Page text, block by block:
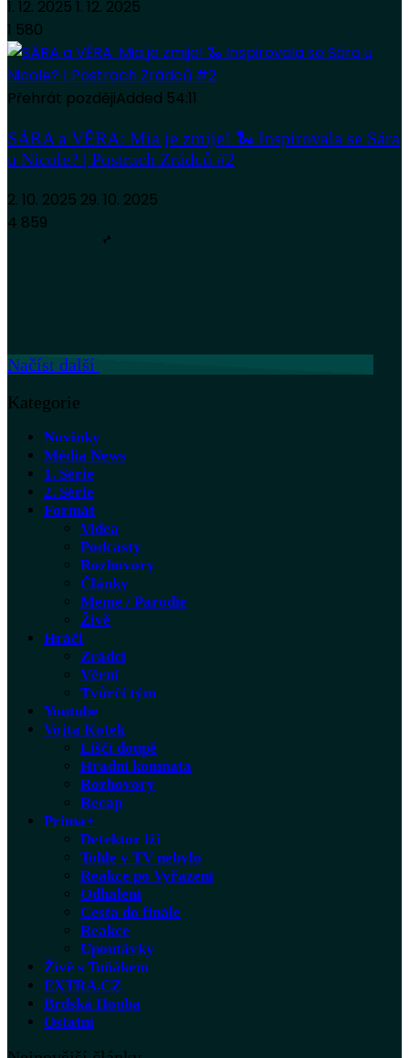
1. 12. 2025 1. 12. 2025
1 580
Přehrát pozdějiAdded 54:11
SÁRA a VĚRA: Mia je zmije! 🐍 Inspirovala se Sára
u Nicole? | Postrach Zrádců #2
2. 10. 2025 29. 10. 2025
4 859
Načíst další
Kategorie
Novinky
Média News
1. Série
2. Série
Formát
Videa
Podcasty
Rozhovory
Články
Meme / Parodie
Živě
Hráči
Zrádci
Věrní
Tvůrčí tým
Youtube
Vojta Kotek
Liščí doupě
Hradní komnata
Rozhovory
Recap
Prima+
Detektor lži
Tohle v TV nebylo
Reakce po Vyřazení
Odhalení
Cesta do finále
Reakce
Upoutávky
Živě s Tuňákem
EXTRA.CZ
Brdská Houba
Ostatní